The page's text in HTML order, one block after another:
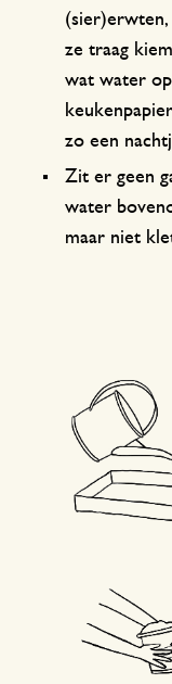
ze traag
wat water
zo een
Zit er geen
water
maar niet